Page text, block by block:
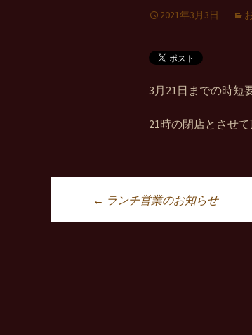
2021年3月3日
3月21日までの時短
21時の閉店とさせて
投稿ナビゲ
← ランチ営業のお知らせ